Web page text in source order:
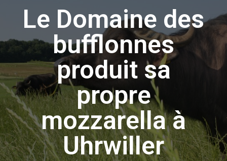
Le Domaine des
bufflonnes
produit sa
propre
mozzarella à
Uhrwiller